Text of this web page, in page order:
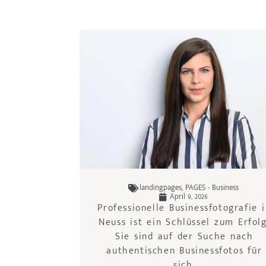
landingpages, PAGES - Business
April 9, 2026
Professionelle Businessfotografie
Neuss ist ein Schlüssel zum
Sie sind auf der Suche nach
authentischen Businessfotos für